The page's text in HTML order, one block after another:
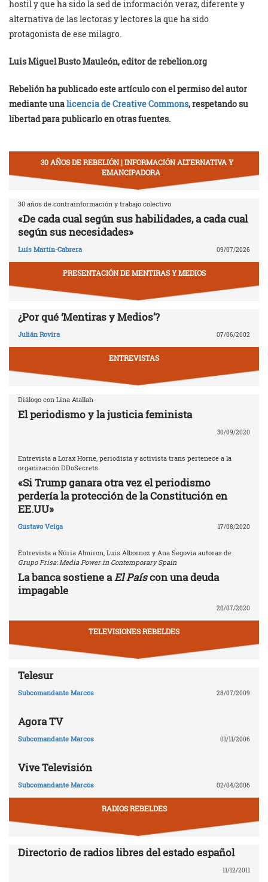
hostil y que ha sido la sed de información veraz, diferente y
alternativa de las lectoras y lectores la que ha sido
protagonista de ese milagro.
Luis Miguel Busto Mauleón, editor de rebelion.org
Rebelión ha publicado este artículo con el permiso del autor
mediante unalicencia de Creative Commons, respetando su
libertad para publicarlo en otras fuentes.
30 AÑOS DE REBELIÓN | INFORMACIÓN ALTERNATIVA Y
EMANCIPADORA
30 años de contrainformación y trabajo colectivo
«De cada cual según sus habilidades, a cada cual
según sus necesidades»
Luís Martín-Cabrera 09/07/2026
PRESENTACIÓN DE MENTIRAS Y MEDIOS
¿Por qué ‘Mentiras y Medios’?
Julián Rovira 07/06/2002
ENTREVISTAS
Diálogo con Lina Atallah
El periodismo y la justicia feminista
30/09/2020
Entrevista a Lorax Horne, periodista y activista trans pertenece a la
organización DDoSecrets
«Si Trump ganara otra vez el periodismo
perdería la protección de la Constitución en
EE.UU»
Gustavo Veiga 17/08/2020
Entrevista a Núria Almiron, Luis Albornoz y Ana Segovia autoras de
Grupo Prisa: Media Power in Contemporary Spain
La banca sostiene aEl Paíscon una deuda
impagable
20/07/2020
TELEVISIONES REBELDES
Telesur
Subcomandante Marcos 28/07/2009
Agora TV
Subcomandante Marcos 01/11/2006
Vive Televisión
Subcomandante Marcos 02/04/2006
RADIOS REBELDES
Directorio de radios libres del estado español
11/12/2011